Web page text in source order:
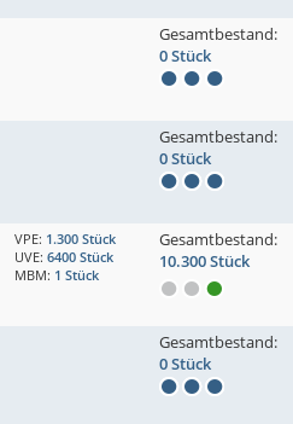
Gesamtbestand:
0 Stück
Gesamtbestand:
0 Stück
VPE: 1.300 Stück
UVE: 6400 Stück
MBM: 1 Stück
Gesamtbestand:
10.300 Stück
Gesamtbestand:
0 Stück